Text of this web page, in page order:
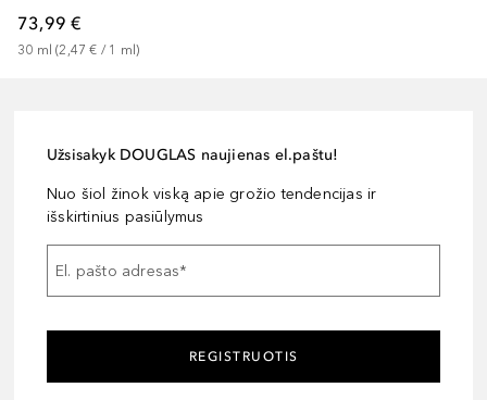
73,99 €
30 ml (2,47 € / 1 ml)
Užsisakyk DOUGLAS naujienas el.paštu!
Nuo šiol žinok viską apie grožio tendencijas ir
išskirtinius pasiūlymus
El. pašto adresas*
REGISTRUOTIS